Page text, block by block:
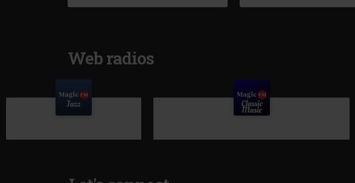
Web radios